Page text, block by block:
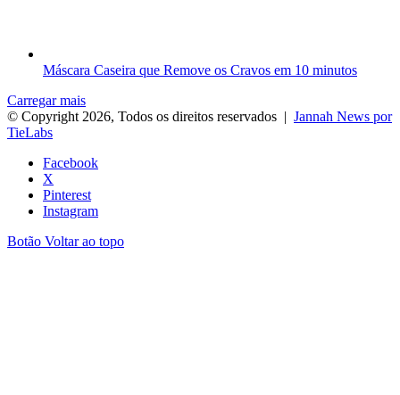
Máscara Caseira que Remove os Cravos em 10 minutos
Carregar mais
© Copyright 2026, Todos os direitos reservados | Jannah News por
TieLabs
Facebook
X
Pinterest
Instagram
Botão Voltar ao topo